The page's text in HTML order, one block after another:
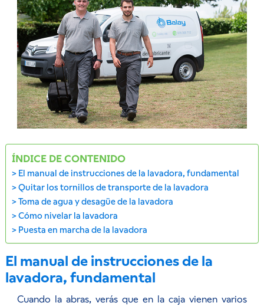
ÍNDICE DE CONTENIDO
El manual de instrucciones de la lavadora, fundamental
Quitar los tornillos de transporte de la lavadora
Toma de agua y desagüe de la lavadora
Cómo nivelar la lavadora
Puesta en marcha de la lavadora
El manual de instrucciones de la
lavadora, fundamental
Cuando la abras, verás que en la caja vienen varios